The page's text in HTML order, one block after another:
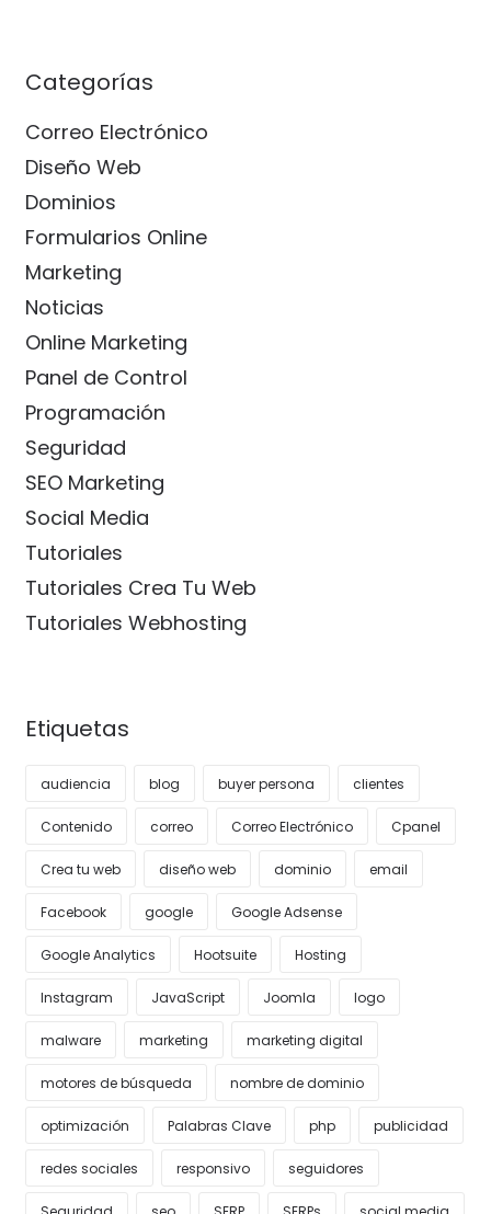
Categorías
Correo Electrónico
Diseño Web
Dominios
Formularios Online
Marketing
Noticias
Online Marketing
Panel de Control
Programación
Seguridad
SEO Marketing
Social Media
Tutoriales
Tutoriales Crea Tu Web
Tutoriales Webhosting
Etiquetas
audiencia blog buyer persona clientes
Contenido correo Correo Electrónico Cpanel
Crea tu web diseño web dominio email
Facebook google Google Adsense
Google Analytics Hootsuite Hosting
Instagram JavaScript Joomla logo
malware marketing marketing digital
motores de búsqueda nombre de dominio
optimización Palabras Clave php publicidad
redes sociales responsivo seguidores